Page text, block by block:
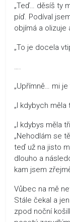
„Teď… děsíš ty
píď. Podíval
objímá a olizuje
„To je docela
….
„Upřímně… mi
„I kdybych měla
„I kdybys měla
„Nehodlám se
teď už na jisto
dlouho a
kam jsem
Vůbec na mě
Stále čekal a
zpod noční